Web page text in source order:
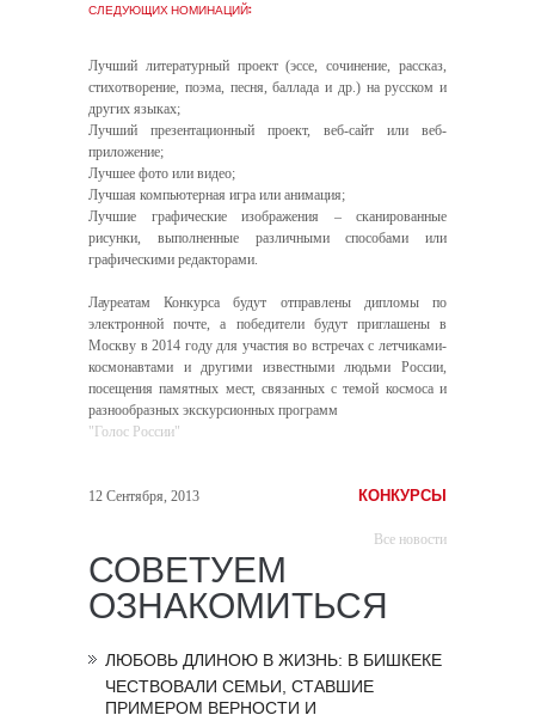
СЛЕДУЮЩИХ НОМИНАЦИЙ:
Лучший литературный проект (эссе, сочинение, рассказ,
стихотворение, поэма, песня, баллада и др.) на русском и
других языках;
Лучший презентационный проект, веб-сайт или веб-
приложение;
Лучшее фото или видео;
Лучшая компьютерная игра или анимация;
Лучшие графические изображения – сканированные
рисунки, выполненные различными способами или
графическими редакторами.
Лауреатам Конкурса будут отправлены дипломы по
электронной почте, а победители будут приглашены в
Москву в 2014 году для участия во встречах с летчиками-
космонавтами и другими известными людьми России,
посещения памятных мест, связанных с темой космоса и
разнообразных экскурсионных программ
"Голос России"
12 Сентября, 2013 КОНКУРСЫ
Все новости
СОВЕТУЕМ
ОЗНАКОМИТЬСЯ
ЛЮБОВЬ ДЛИНОЮ В ЖИЗНЬ: В БИШКЕКЕ
ЧЕСТВОВАЛИ СЕМЬИ, СТАВШИЕ
ПРИМЕРОМ ВЕРНОСТИ И